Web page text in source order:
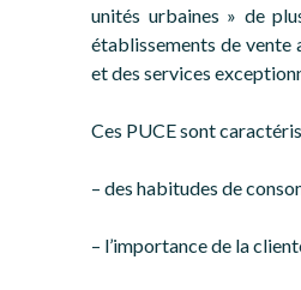
unités urbaines » de
établissements de vente
et des services
Ces PUCE sont
– des habitudes de
– l’importance de la